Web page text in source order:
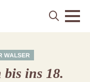
WALSER
bis ins 18.